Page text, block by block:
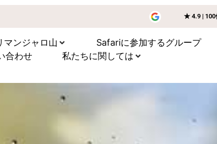
★ 4.9 | 100
マンジャロ山
Safariに参加するグループ
合わせ 私たちに関しては